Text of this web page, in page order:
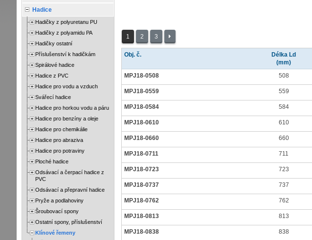
1 2 3
Obj. č.
Délka Ld
(mm)
MPJ18-0508 508
MPJ18-0559 559
MPJ18-0584 584
MPJ18-0610 610
MPJ18-0660 660
MPJ18-0711 711
MPJ18-0723 723
MPJ18-0737 737
MPJ18-0762 762
MPJ18-0813 813
MPJ18-0838 838
Hadice
Hadičky z polyuretanu PU
Hadičky z polyamidu PA
Hadičky ostatní
Příslušenství k hadičkám
Spirálové hadice
Hadice z PVC
Hadice pro vodu a vzduch
Svářecí hadice
Hadice pro horkou vodu a páru
Hadice pro benzíny a oleje
Hadice pro chemikálie
Hadice pro abraziva
Hadice pro potraviny
Ploché hadice
Odsávací a čerpací hadice z
PVC
Odsávací a přepravní hadice
Pryže a podlahoviny
Šroubovací spony
Ostatní spony, příslušenství
Klínové řemeny